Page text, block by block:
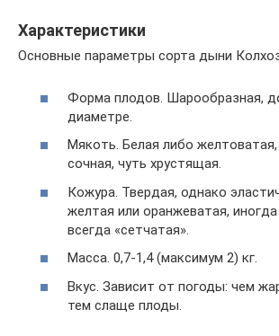
Характеристики
Основные параметры сорта дыни
Форма плодов. Шарообразная,
диаметре.
Мякоть. Белая либо желтоватая,
сочная, чуть хрустящая.
Кожура. Твердая, однако
желтая или оранжеватая,
всегда «сетчатая».
Масса. 0,7-1,4 (максимум 2) кг.
Вкус. Зависит от погоды: чем
тем слаще плоды.